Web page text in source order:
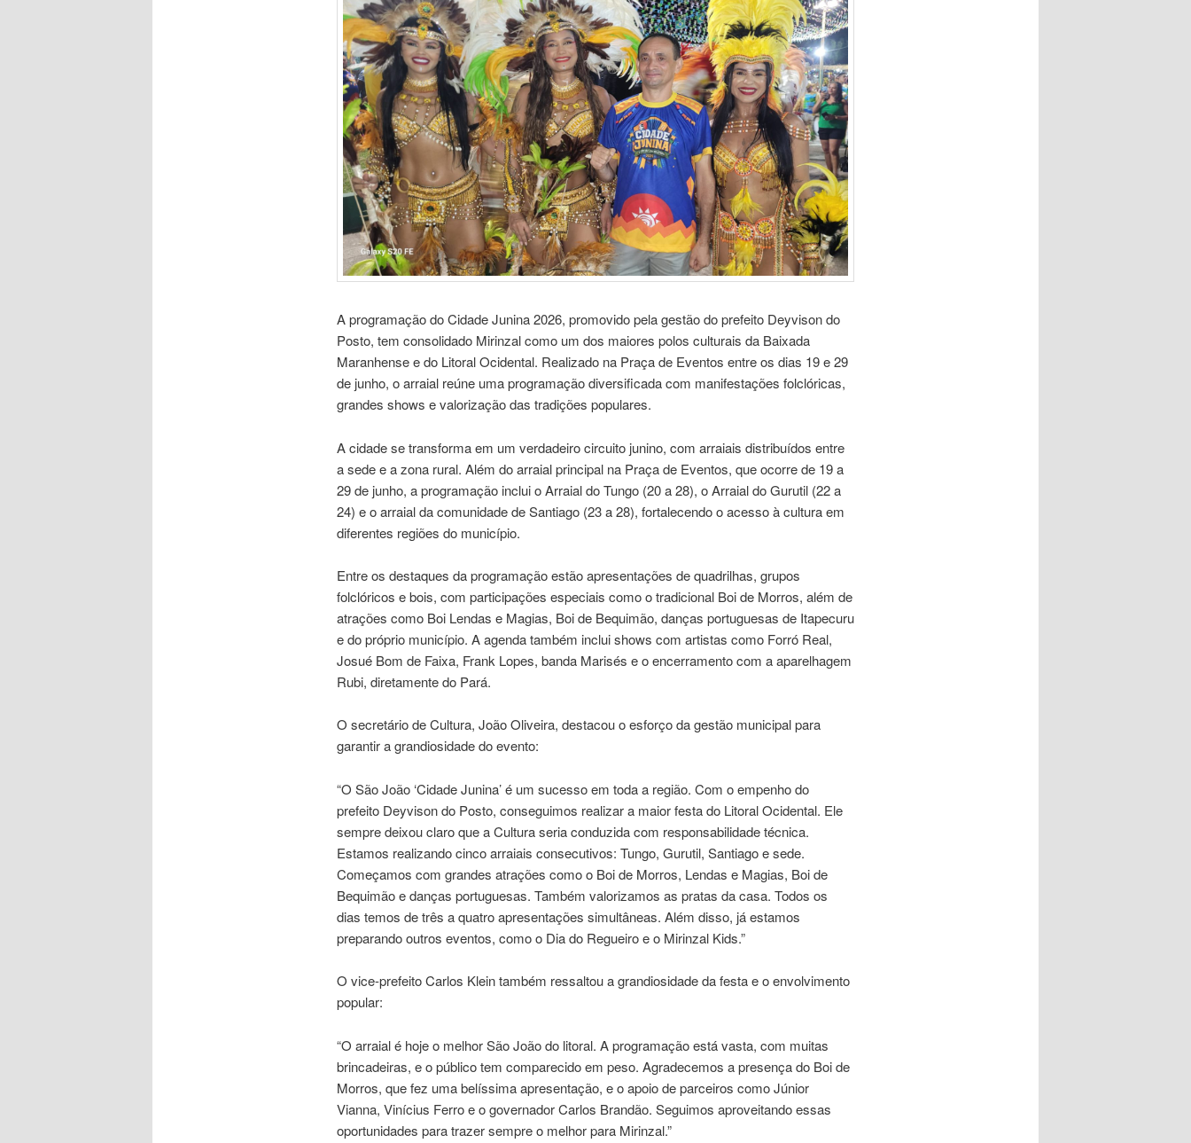
A programação do Cidade Junina 2026, promovido pela gestão do prefeito Deyvison do
Posto, tem consolidado Mirinzal como um dos maiores polos culturais da Baixada
Maranhense e do Litoral Ocidental. Realizado na Praça de Eventos entre os dias 19 e 29
de junho, o arraial reúne uma programação diversificada com manifestações folclóricas,
grandes shows e valorização das tradições populares.
A cidade se transforma em um verdadeiro circuito junino, com arraiais distribuídos entre
a sede e a zona rural. Além do arraial principal na Praça de Eventos, que ocorre de 19 a
29 de junho, a programação inclui o Arraial do Tungo (20 a 28), o Arraial do Gurutil (22 a
24) e o arraial da comunidade de Santiago (23 a 28), fortalecendo o acesso à cultura em
diferentes regiões do município.
Entre os destaques da programação estão apresentações de quadrilhas, grupos
folclóricos e bois, com participações especiais como o tradicional Boi de Morros, além de
atrações como Boi Lendas e Magias, Boi de Bequimão, danças portuguesas de Itapecuru
e do próprio município. A agenda também inclui shows com artistas como Forró Real,
Josué Bom de Faixa, Frank Lopes, banda Marisés e o encerramento com a aparelhagem
Rubi, diretamente do Pará.
O secretário de Cultura, João Oliveira, destacou o esforço da gestão municipal para
garantir a grandiosidade do evento:
“O São João ‘Cidade Junina’ é um sucesso em toda a região. Com o empenho do
prefeito Deyvison do Posto, conseguimos realizar a maior festa do Litoral Ocidental. Ele
sempre deixou claro que a Cultura seria conduzida com responsabilidade técnica.
Estamos realizando cinco arraiais consecutivos: Tungo, Gurutil, Santiago e sede.
Começamos com grandes atrações como o Boi de Morros, Lendas e Magias, Boi de
Bequimão e danças portuguesas. Também valorizamos as pratas da casa. Todos os
dias temos de três a quatro apresentações simultâneas. Além disso, já estamos
preparando outros eventos, como o Dia do Regueiro e o Mirinzal Kids.”
O vice-prefeito Carlos Klein também ressaltou a grandiosidade da festa e o envolvimento
popular:
“O arraial é hoje o melhor São João do litoral. A programação está vasta, com muitas
brincadeiras, e o público tem comparecido em peso. Agradecemos a presença do Boi de
Morros, que fez uma belíssima apresentação, e o apoio de parceiros como Júnior
Vianna, Vinícius Ferro e o governador Carlos Brandão. Seguimos aproveitando essas
oportunidades para trazer sempre o melhor para Mirinzal.”